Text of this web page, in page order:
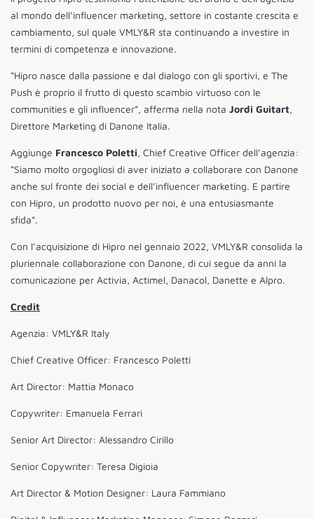
al mondo dell’influencer marketing, settore in costante crescita e
cambiamento, sul quale VMLY&R sta continuando a investire in
termini di competenza e innovazione.
“Hipro nasce dalla passione e dal dialogo con gli sportivi, e The
Push è proprio il frutto di questo scambio virtuoso con le
communities e gli influencer”, afferma nella nota Jordi Guitart,
Direttore Marketing di Danone Italia.
Aggiunge Francesco Poletti, Chief Creative Officer dell’agenzia:
“Siamo molto orgogliosi di aver iniziato a collaborare con Danone
anche sul fronte dei social e dell’influencer marketing. E partire
con Hipro, un prodotto nuovo per noi, è una entusiasmante
sfida”.
Con l’acquisizione di Hipro nel gennaio 2022, VMLY&R consolida la
pluriennale collaborazione con Danone, di cui segue da anni la
comunicazione per Activia, Actimel, Danacol, Danette e Alpro.
Credit
Agenzia: VMLY&R Italy
Chief Creative Officer: Francesco Poletti
Art Director: Mattia Monaco
Copywriter: Emanuela Ferrari
Senior Art Director: Alessandro Cirillo
Senior Copywriter: Teresa Digioia
Art Director & Motion Designer: Laura Fammiano